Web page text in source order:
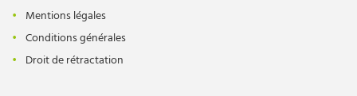
Mentions légales
Conditions générales
Droit de rétractation